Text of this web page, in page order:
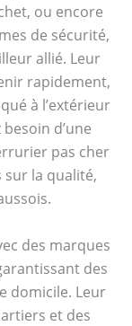
ou encore
de sécurité,
allié. Leur
rapidement,
à l’extérieur
d’une
pas cher
sur la qualité,
des marques
des
domicile. Leur
et des